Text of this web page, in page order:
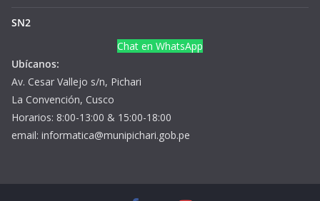
SN2
Chat en WhatsApp
Ubícanos:
Av. Cesar Vallejo s/n, Pichari
La Convención, Cusco
Horarios: 8:00-13:00 & 15:00-18:00
email: informatica@munipichari.gob.pe